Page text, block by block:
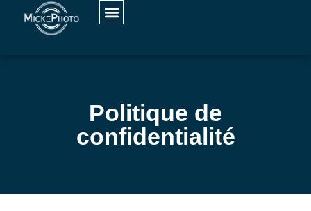
Politique de
confidentialité